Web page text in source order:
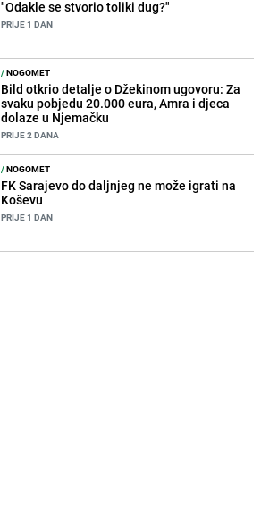
"Odakle se stvorio toliki dug?"
PRIJE 1 DAN
/NOGOMET
Bild otkrio detalje o Džekinom ugovoru: Za
svaku pobjedu 20.000 eura, Amra i djeca
dolaze u Njemačku
PRIJE 2 DANA
/NOGOMET
FK Sarajevo do daljnjeg ne može igrati na
Koševu
PRIJE 1 DAN